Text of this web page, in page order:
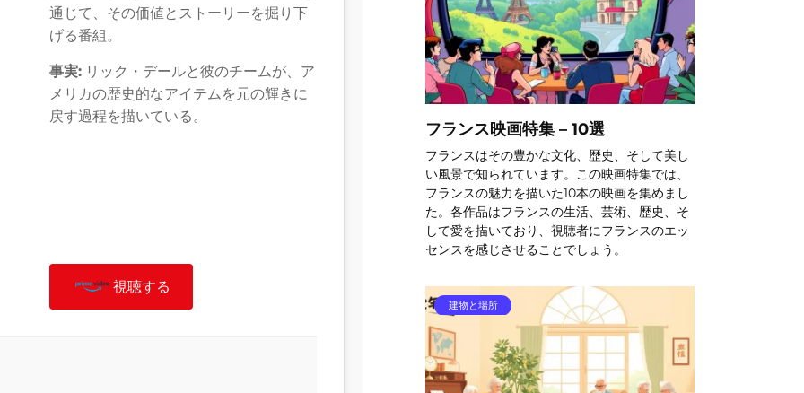
通じて、その価値とストーリーを掘り下
げる番組。
事実: リック・デールと彼のチームが、ア
メリカの歴史的なアイテムを元の輝きに
戻す過程を描いている。
視聴する
フランス映画特集 – 10選
フランスはその豊かな文化、歴史、そして美し
い風景で知られています。この映画特集では、
フランスの魅力を描いた10本の映画を集めまし
た。各作品はフランスの生活、芸術、歴史、そ
して愛を描いており、視聴者にフランスのエッ
センスを感じさせることでしょう。
建物と場所